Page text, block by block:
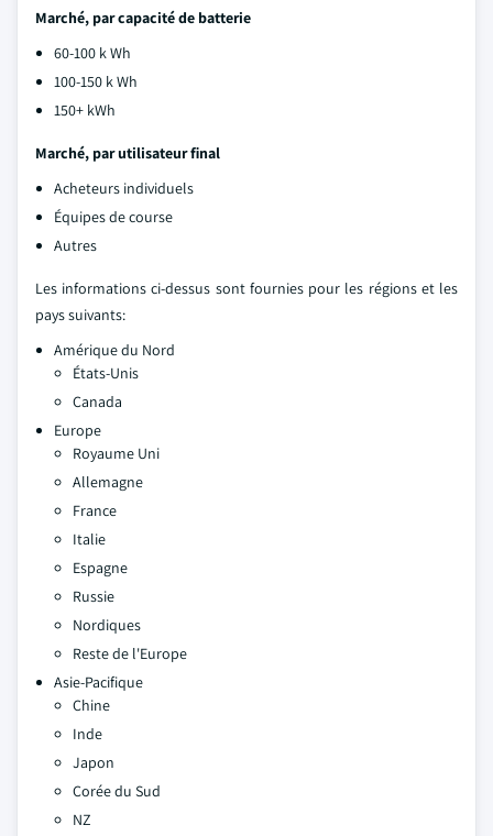
Marché, par capacité de batterie
60-100 k Wh
100-150 k Wh
150+ kWh
Marché, par utilisateur final
Acheteurs individuels
Équipes de course
Autres
Les informations ci-dessus sont fournies pour les régions et les
pays suivants:
Amérique du Nord
États-Unis
Canada
Europe
Royaume Uni
Allemagne
France
Italie
Espagne
Russie
Nordiques
Reste de l'Europe
Asie-Pacifique
Chine
Inde
Japon
Corée du Sud
NZ